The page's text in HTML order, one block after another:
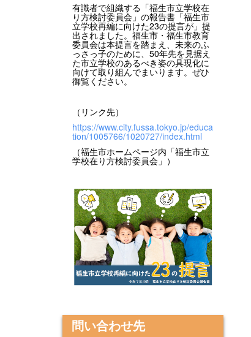
有識者で組織する「福生市立学校在
り方検討委員会」の報告書「福生市
立学校再編に向けた23の提言が」提
出されました。福生市・福生市教育
委員会は本提言を踏まえ、未来のふ
っさっ子のために、50年先を見据え
た市立学校のあるべき姿の具現化に
向けて取り組んでまいります。ぜひ
御覧ください。
（リンク先）
https://www.city.fussa.tokyo.jp/educa
tion/1005766/1020727/index.html
（福生市ホームページ内「福生市立
学校在り方検討委員会」）
問い合わせ先